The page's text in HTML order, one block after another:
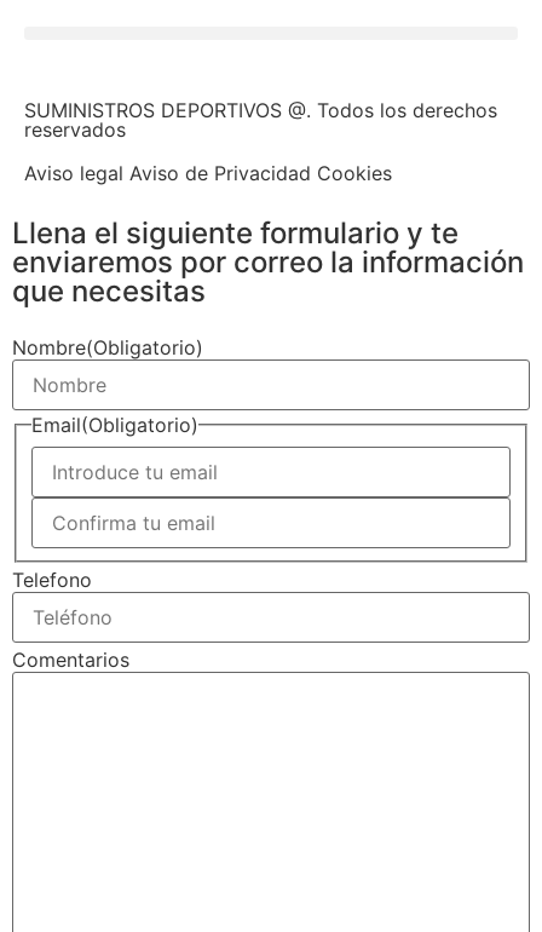
SUMINISTROS DEPORTIVOS @. Todos los derechos
reservados
Aviso legal Aviso de Privacidad Cookies
Llena el siguiente formulario y te
enviaremos por correo la información
que necesitas
Nombre(Obligatorio)
Email(Obligatorio)
Telefono
Comentarios